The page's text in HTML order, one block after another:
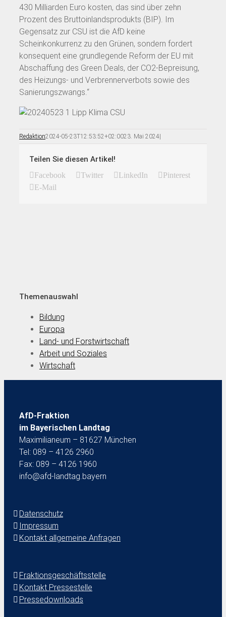
430 Milliarden Euro kosten, das sind über zehn
Prozent des Bruttoinlandsprodukts (BIP). Im
Gegensatz zur CSU ist die AfD keine
Scheinkonkurrenz zu den Grünen, sondern fordert
konsequent eine grundlegende Reform der EU mit
Abschaffung des Green Deals, der CO2-Bepreisung,
des Heizungs- und Verbrennerverbots sowie des
Sanierungszwangs.“
Redaktion2024-05-23T12:53:52+02:0023. Mai 2024|
Teilen Sie diesen Artikel!
Facebook Twitter LinkedIn
Pinterest
E-Mail
Themenauswahl
Bildung
Europa
Land- und Forstwirtschaft
Arbeit und Soziales
Wirtschaft
AfD-Fraktion
im Bayerischen Landtag
Maximilianeum – 81627 München
Tel: 089 – 4126 2960
Fax: 089 – 4126 1960
info@afd-landtag.bayern
Datenschutz
Impressum
Kontakt allgemeine Anfragen
Fraktionsgeschäftsstelle
Kontakt Pressestelle
Pressedownloads